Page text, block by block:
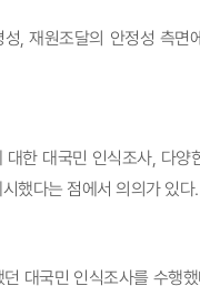
, 재원조달의 안정성 측면
한 대국민 인식조사, 다양
했다는 점에서 의의가 있다.
대국민 인식조사를 수행